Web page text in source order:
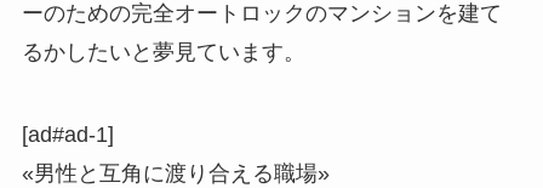
ーのための完全オートロックのマンションを建て
るかしたいと夢見ています。
[ad#ad-1]
«男性と互角に渡り合える職場»